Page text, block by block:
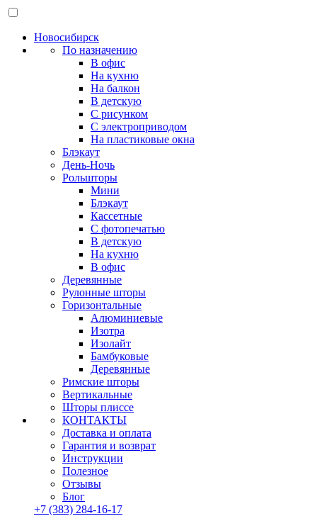
Новосибирск
По назначению
В офис
На кухню
На балкон
В детскую
С рисунком
С электроприводом
На пластиковые окна
Блэкаут
День-Ночь
Рольшторы
Мини
Блэкаут
Кассетные
С фотопечатью
В детскую
На кухню
В офис
Деревянные
Рулонные шторы
Горизонтальные
Алюминиевые
Изотра
Изолайт
Бамбуковые
Деревянные
Римские шторы
Вертикальные
Шторы плиссе
КОНТАКТЫ
Доставка и оплата
Гарантия и возврат
Инструкции
Полезное
Отзывы
Блог
+7 (383) 284-16-17